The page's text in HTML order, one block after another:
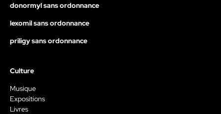
donormyl sans ordonnance
lexomil sans ordonnance
priligy sans ordonnance
Culture
Musique
Expositions
Livres